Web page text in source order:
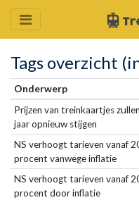
Tags overzicht
Onderwerp
Prijzen van treinkaartjes
jaar opnieuw stijgen
NS verhoogt tarieven vanaf
procent vanwege inflatie
NS verhoogt tarieven vanaf
procent door inflatie